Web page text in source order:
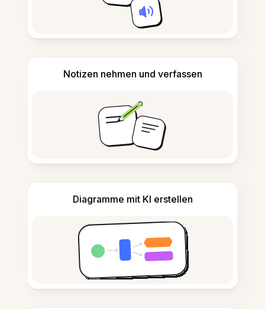
Notizen nehmen und verfassen
Diagramme mit KI erstellen